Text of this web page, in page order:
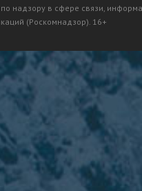
надзору в сфере связи,
(Роскомнадзор). 16+